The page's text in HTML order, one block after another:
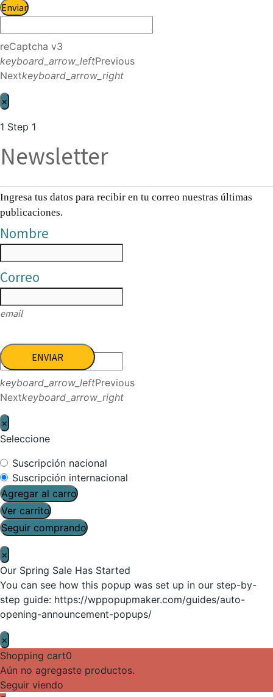
Enviar
reCaptcha v3
keyboard_arrow_leftPrevious
Nextkeyboard_arrow_right
×
1 Step 1
Newsletter
Ingresa tus datos para recibir en tu correo nuestras últimas
publicaciones.
Nombre
Correo
email
ENVIAR
keyboard_arrow_leftPrevious
Nextkeyboard_arrow_right
×
Seleccione
Suscripción nacional
Suscripción internacional
Agregar al carro
Ver carrito
Seguir comprando
×
Our Spring Sale Has Started
You can see how this popup was set up in our step-by-
step guide: https://wppopupmaker.com/guides/auto-
opening-announcement-popups/
×
Shopping cart0
Aún no agregaste productos.
Seguir viendo